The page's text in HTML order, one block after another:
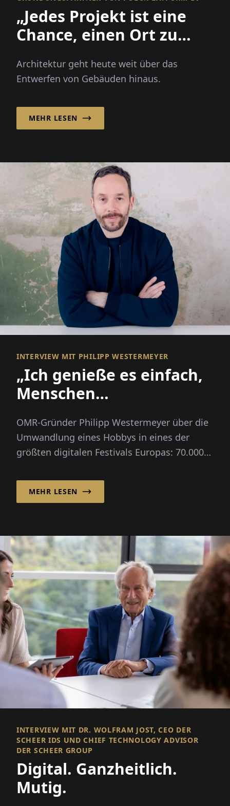
„Jedes Projekt ist eine
Chance, einen Ort zu
Gemeinschaft zu
Architektur geht heute weit über das
Entwerfen von Gebäuden hinaus.
MEHR LESEN
INTERVIEW MIT PHILIPP WESTERMEYER
„Ich genieße es einfach,
Menschen
OMR-Gründer Philipp Westermeyer über die
Umwandlung eines Hobbys in eines der
größten digitalen Festivals Europas: 70.000
MEHR LESEN
INTERVIEW MIT DR. WOLFRAM JOST, CEO DER
SCHEER IDS UND CHIEF TECHNOLOGY ADVISOR
DER SCHEER GROUP
Digital. Ganzheitlich.
Mutig.